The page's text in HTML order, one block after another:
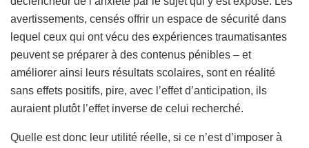
avertissements, censés offrir un espace de sécurité dans
lequel ceux qui ont vécu des expériences traumatisantes
peuvent se préparer à des contenus pénibles – et
améliorer ainsi leurs résultats scolaires, sont en réalité
sans effets positifs, pire, avec l’effet d’anticipation, ils
auraient plutôt l’effet inverse de celui recherché.
Quelle est donc leur utilité réelle, si ce n’est d’imposer à